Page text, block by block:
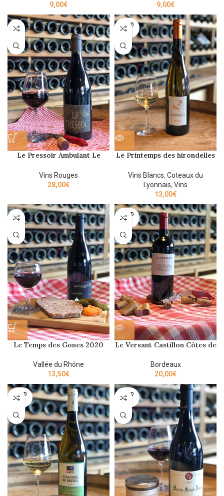
9,00€
9,00€
Le Pressoir Ambulant Le
Vins Rouges
28,00€
SOLD
OUT
Le Printemps des hirondelles
Vins Blancs, Coteaux du
Lyonnais, Vins
13,00€
Le Temps des Gones 2020
Vallée du Rhône
13,50€
SOLD
OUT
Le Versant Castillon Côtes de
Bordeaux
20,00€
SOLD
OUT
SOLD
OUT